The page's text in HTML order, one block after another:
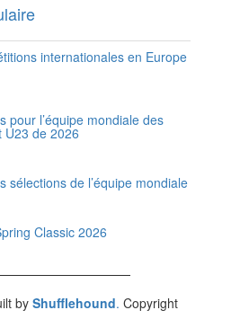
internationales en Europe
pour l’équipe mondiale des
U23 de 2026
sélections de l’équipe mondiale
Classic 2026
by Shufflehound. Copyright